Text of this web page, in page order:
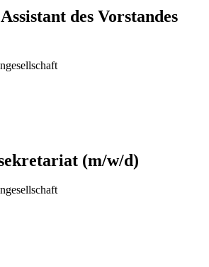
des Vorstandes
(m/w/d)